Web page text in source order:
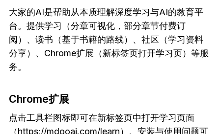
大家的AI是帮助从本质理解深度学习与AI的教育平
台。提供学习（分章可视化，部分章节付费订
阅）、读书（基于书籍的路线）、社区（学习资料
分享）、Chrome扩展（新标签页打开学习页）等服
务。
Chrome扩展
点击工具栏图标即可在新标签页中打开学习页面
（https://mdooai.com/learn）。安装与使用问题可